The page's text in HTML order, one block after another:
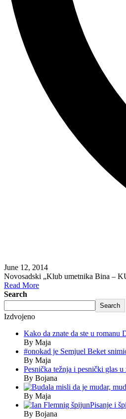
June 12, 2014
Novosadski „Klub umetnika Bina –
Read More
Search
Search
Izdvojeno
Kako da znate da ste u romanu
By Maja
#onokad je Semjuel Beket
By Maja
Pesnička težnja i pesnički glas
By Bojana
By Maja
Pisanje i
By Bojana